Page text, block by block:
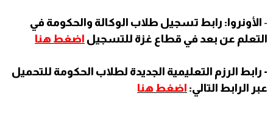
- الأونروا: رابط تسجيل طلاب الوكالة والحكومة في
التعلم عن بعد في قطاع غزة للتسجيل اضغط هنا
- رابط الرزم التعليمية الجديدة لطلاب الحكومة للتحميل
عبر الرابط التالي: اضغط هنا